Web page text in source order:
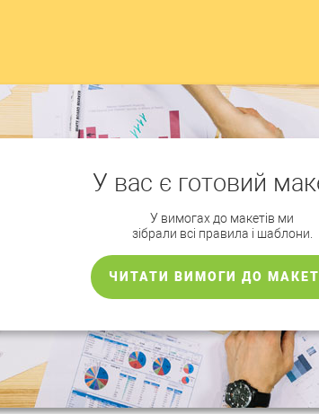
У вас є готовий
У вимогах до макетів ми
зібрали всі правила і шаблони.
ЧИТАТИ ВИМОГИ ДО